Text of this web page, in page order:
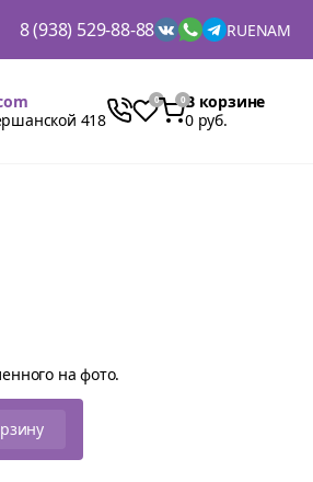
8 (938) 529-88-88 RUENAM
418
В корзине
0 руб.
на фото.